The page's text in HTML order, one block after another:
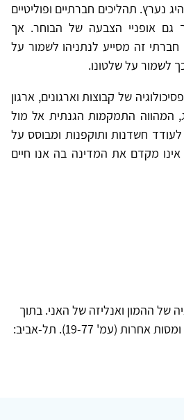
נערץ. תהליכים חברתיים ופוליטיים
גם אופניי הצבעה של הבוחר. אך
חברתי זה מסייע לנתניהו לשמור על
לשמור על שלטונו.
של קבוצות וארגונים, ארגון
המהווה התמקמות הגנתית אל מול
חשדנות ותוקפנות ומבוסס על
אינו מקדם את המדינה בה אנו חיים
פסיכולוגיה של ההמון ואנליזה של האני. בתוך
ז' פרויד, תרבות בלא נחת ומסות אחרות (עמ' 19-77). תל-אביב: